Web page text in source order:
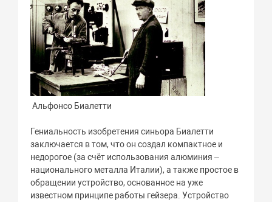
Альфонсо Биалетти
Гениальность изобретения синьора Биалетти
заключается в том, что он создал компактное и
недорогое (за счёт использования алюминия –
национального металла Италии), а также простое в
обращении устройство, основанное на уже
известном принципе работы гейзера. Устройство